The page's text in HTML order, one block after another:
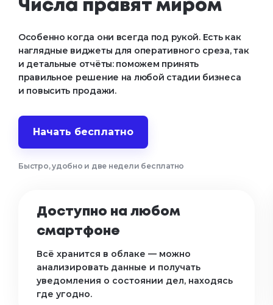
Числа правят миром
Особенно когда они всегда под рукой. Есть как
наглядные виджеты для оперативного среза, так
и детальные отчёты: поможем принять
правильное решение на любой стадии бизнеса
и повысить продажи.
Начать бесплатно
Быстро, удобно и две недели бесплатно
Доступно на любом
смартфоне
Всё хранится в облаке — можно
анализировать данные и получать
уведомления о состоянии дел, находясь
где угодно.